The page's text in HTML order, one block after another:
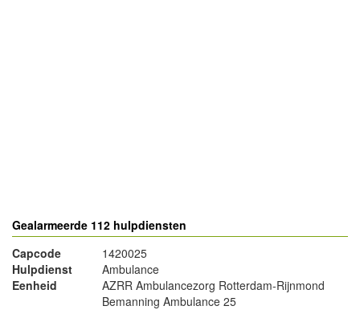
Gealarmeerde 112 hulpdiensten
Capcode
1420025
Hulpdienst
Ambulance
Eenheid
AZRR Ambulancezorg Rotterdam-Rijnmond
Bemanning Ambulance 25